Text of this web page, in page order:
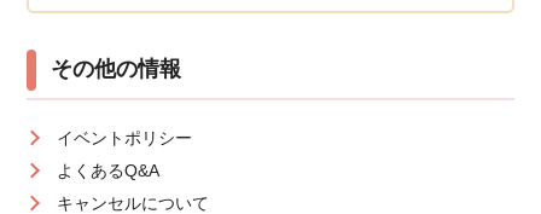
その他の情報
イベントポリシー
よくあるQ&A
キャンセルについて